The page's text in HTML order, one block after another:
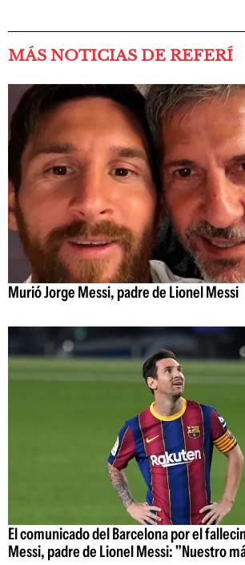
MÁS NOTICIAS DE REFERÍ
Murió Jorge Messi, padre de Lionel Messi
El comunicado del Barcelona por el
Messi, padre de Lionel Messi: "Nuestro